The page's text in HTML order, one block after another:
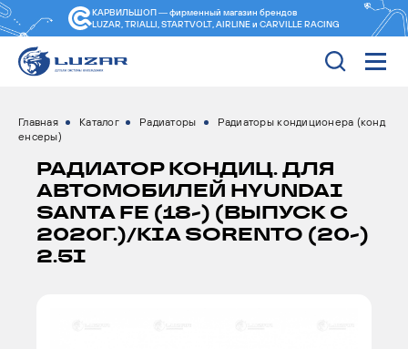
КАРВИЛЬШОП — фирменный магазин брендов
LUZAR, TRIALLI, STARTVOLT, AIRLINE и CARVILLE RACING
Главная Каталог Радиаторы
Радиаторы кондиционера (конд
енсеры)
РАДИАТОР КОНДИЦ. ДЛЯ
АВТОМОБИЛЕЙ HYUNDAI
SANTA FE (18-) (ВЫПУСК С
2020Г.)/KIA SORENTO (20-)
2.5I